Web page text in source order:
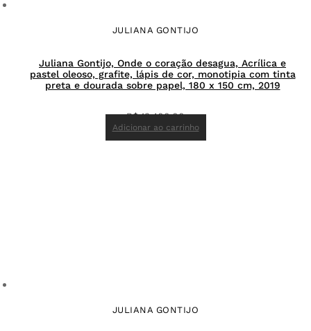
JULIANA GONTIJO
Juliana Gontijo, Onde o coração desagua, Acrílica e
pastel oleoso, grafite, lápis de cor, monotipia com tinta
preta e dourada sobre papel, 180 x 150 cm, 2019
R$13.400,00
Adicionar ao carrinho
JULIANA GONTIJO